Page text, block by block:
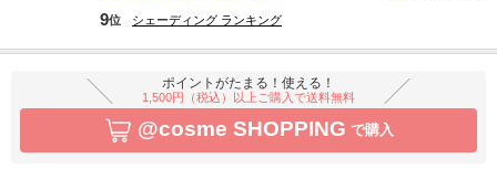
9位 シェーディング ランキング
ポイントがたまる！使える！
1,500円（税込）以上ご購入で送料無料
@cosme SHOPPING で購入